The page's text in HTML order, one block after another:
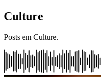
Culture
Posts em Culture.